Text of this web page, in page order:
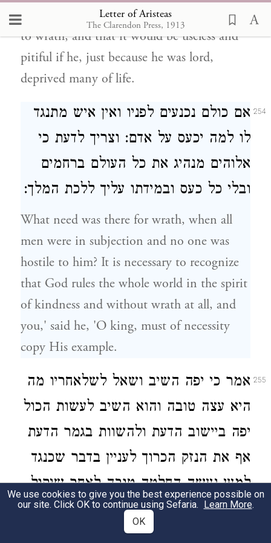
Letter of Aristeas
The Clarendon Press, 1913
to inflict death upon them, if he gave way
to wrath, and that it would be useless and
pitiful if he, just because he was lord,
deprived many of life.
254 אם כולם נכנעים לפניו ואין איש מתנגד
לו למה יכעס על אדם: וצריך לדעת כי
אלוהים מנהיג את כל העולם ברחמים
ובלי כל כעס ובמידתו עליך ללכת המלך:
What need was there for wrath, when all
men were in subjection and no one was
hostile to him? It is necessary to recognize
that God rules the whole world in the spirit
of kindness and without wrath at all, and
you,' said he, 'O king, must of necessity
copy His example.
255 אמר כי יפה השיב ושאל לשלאחריו מה
היא עצה טובה והוא השיב לעשות הכול
יפה ביישוב הדעת ולהשוות בגמר הדעת
אף את הנזק הכרוך לעניין בדבר שכנגד
למען נעשה החלטה טובה לאחר שיקול
הדעת ונקיים אחרי־כן את הנחתנו: והטוב
מכל הוא כי כל עצה תקויים בכוח
We use cookies to give you the best experience possible on
our site. Click OK to continue using Sefaria. Learn More.
OK